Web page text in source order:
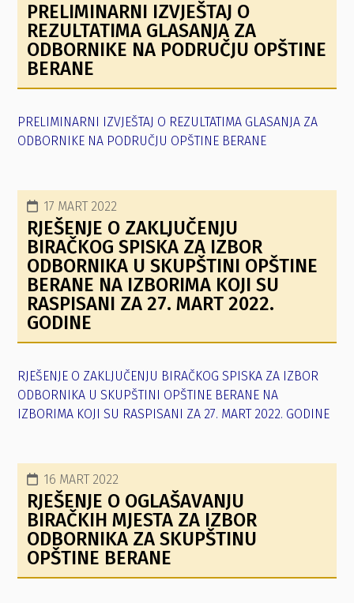
PRELIMINARNI IZVJEŠTAJ O
REZULTATIMA GLASANJA ZA
ODBORNIKE NA PODRUČJU OPŠTINE
BERANE
PRELIMINARNI IZVJEŠTAJ O REZULTATIMA GLASANJA ZA
ODBORNIKE NA PODRUČJU OPŠTINE BERANE
17 MART 2022
RJEŠENJE O ZAKLJUČENJU
BIRAČKOG SPISKA ZA IZBOR
ODBORNIKA U SKUPŠTINI OPŠTINE
BERANE NA IZBORIMA KOJI SU
RASPISANI ZA 27. MART 2022.
GODINE
RJEŠENJE O ZAKLJUČENJU BIRAČKOG SPISKA ZA IZBOR
ODBORNIKA U SKUPŠTINI OPŠTINE BERANE NA
IZBORIMA KOJI SU RASPISANI ZA 27. MART 2022. GODINE
16 MART 2022
RJEŠENJE O OGLAŠAVANJU
BIRAČKIH MJESTA ZA IZBOR
ODBORNIKA ZA SKUPŠTINU
OPŠTINE BERANE